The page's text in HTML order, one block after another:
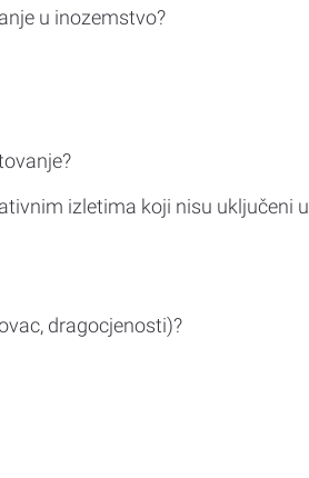
u inozemstvo?
izletima koji nisu uključeni u
dragocjenosti)?